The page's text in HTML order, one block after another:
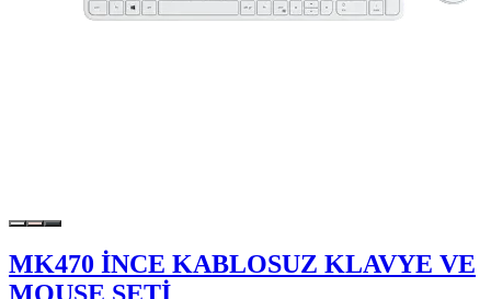
MK470 İNCE KABLOSUZ KLAVYE VE
MOUSE SETİ